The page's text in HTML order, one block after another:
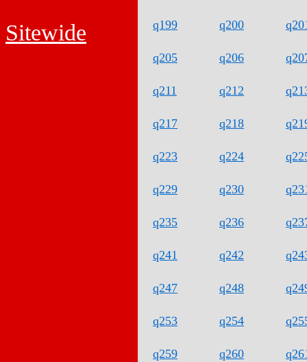
Sitewide
q199 q200
q205 q206
q211 q212
q217 q218
q223 q224
q229 q230
q235 q236
q241 q242
q247 q248
q253 q254
q259 q260